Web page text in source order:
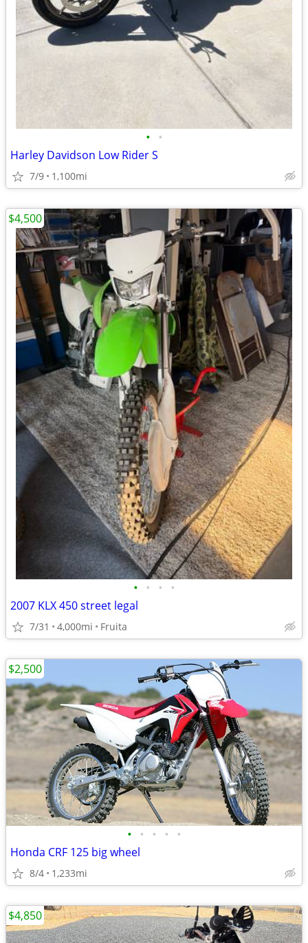
• •
Harley Davidson Low Rider S
7/9 1,100mi
• • • •
2007 KLX 450 street legal
7/31 4,000mi Fruita
$4,500
• • • • •
Honda CRF 125 big wheel
8/4 1,233mi
$2,500
$4,850